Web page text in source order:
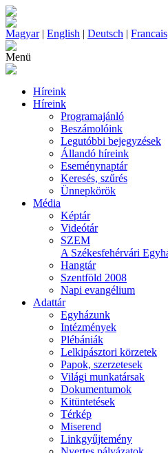
Magyar| English | Deutsch | Francais
Menü
Híreink
Híreink
Programajánló
Beszámolóink
Legutóbbi bejegyzések
Állandó híreink
Eseménynaptár
Keresés, szűrés
Ünnepkörök
Média
Képtár
Videótár
SZEM
A Székesfehérvári
Hangtár
Szentföld 2008
Napi evangélium
Adattár
Egyházunk
Intézmények
Plébániák
Lelkipásztori körzetek
Papok, szerzetesek
Világi munkatársak
Dokumentumok
Kitüntetések
Térkép
Miserend
Linkgyűjtemény